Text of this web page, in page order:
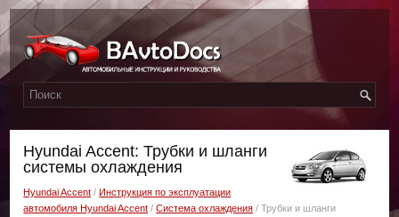
Hyundai Accent: Трубки и шланги
системы охлаждения
Hyundai Accent /Инструкция по эксплуатации
автомобиля Hyundai Accent /Система охлаждения / Трубки и шланги